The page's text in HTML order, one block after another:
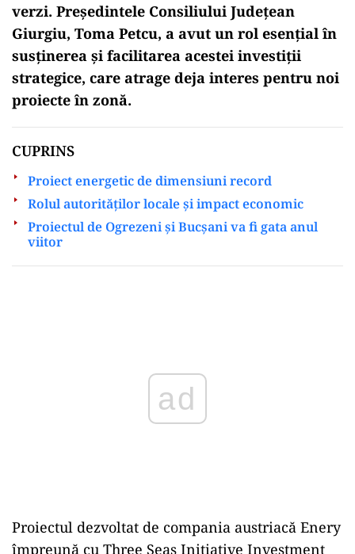
verzi. Președintele Consiliului Județean
Giurgiu, Toma Petcu, a avut un rol esențial în
susținerea și facilitarea acestei investiții
strategice, care atrage deja interes pentru noi
proiecte în zonă.
CUPRINS
Proiect energetic de dimensiuni record
Rolul autorităților locale și impact economic
Proiectul de Ogrezeni și Bucșani va fi gata anul
viitor
Proiectul dezvoltat de compania austriacă Enery
împreună cu Three Seas Initiative Investment